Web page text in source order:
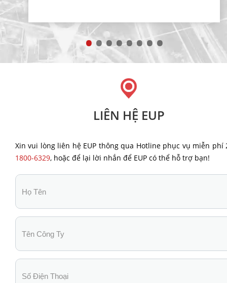
LIÊN HỆ EUP
Xin vui lòng liên hệ EUP thông qua Hotline phục vụ miễn phí
1800-6329, hoặc để lại lời nhắn để EUP có thể hỗ trợ bạn!